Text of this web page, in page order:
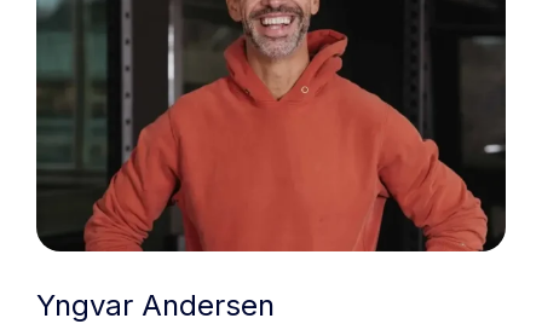
Yngvar Andersen